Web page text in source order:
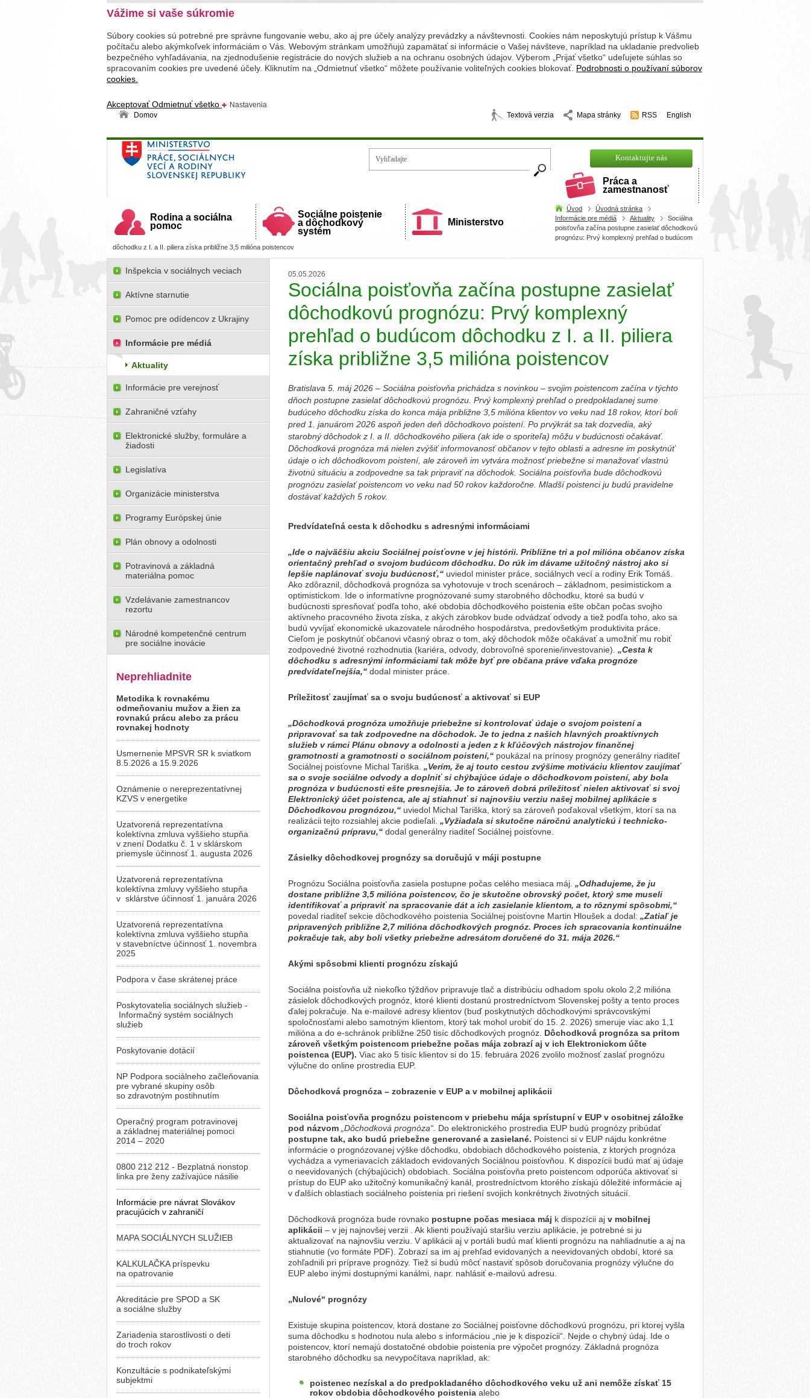
Vážime si vaše súkromie
Súbory cookies sú potrebné pre správne fungovanie webu, ako aj pre účely analýzy prevádzky a návštevnosti. Cookies nám neposkytujú prístup k Vášmu
počítaču alebo akýmkoľvek informáciám o Vás. Webovým stránkam umožňujú zapamätať si informácie o Vašej návšteve, napríklad na ukladanie predvolieb
bezpečného vyhľadávania, na zjednodušenie registrácie do nových služieb a na ochranu osobných údajov. Výberom „Prijať všetko“ udeľujete súhlas so
spracovaním cookies pre uvedené účely. Kliknutím na „Odmietnuť všetko“ môžete používanie voliteľných cookies blokovať. Podrobnosti o používaní súborov
cookies.
AkceptovaťOdmietnuť všetko
Nastavenia
Domov
Textová verzia Mapa stránky RSS English
Ministerstvo práce, sociálnych vecí a rodiny
Slovenskej republiky
Kontaktujte nás
Práca a
zamestnanosť
Rodina a sociálna
pomoc
Sociálne poistenie
a dôchodkový
systém
Ministerstvo
Úvod
Úvodná stránka
Informácie pre médiá
Aktuality
Sociálna
poisťovňa začína postupne zasielať dôchodkovú
prognózu: Prvý komplexný prehľad o budúcom
dôchodku z I. a II. piliera získa približne 3,5 milióna poistencov
05.05.2026
Sociálna poisťovňa začína postupne zasielať
dôchodkovú prognózu: Prvý komplexný
prehľad o budúcom dôchodku z I. a II. piliera
získa približne 3,5 milióna poistencov
Bratislava 5. máj 2026 – Sociálna poisťovňa prichádza s novinkou – svojim poistencom začína v týchto
dňoch postupne zasielať dôchodkovú prognózu. Prvý komplexný prehľad o predpokladanej sume
budúceho dôchodku získa do konca mája približne 3,5 milióna klientov vo veku nad 18 rokov, ktorí boli
pred 1. januárom 2026 aspoň jeden deň dôchodkovo poistení. Po prvýkrát sa tak dozvedia, aký
starobný dôchodok z I. a II. dôchodkového piliera (ak ide o sporiteľa) môžu v budúcnosti očakávať.
Dôchodková prognóza má nielen zvýšiť informovanosť občanov v tejto oblasti a adresne im poskytnúť
údaje o ich dôchodkovom poistení, ale zároveň im vytvára možnosť priebežne si manažovať vlastnú
životnú situáciu a zodpovedne sa tak pripraviť na dôchodok. Sociálna poisťovňa bude dôchodkovú
prognózu zasielať poistencom vo veku nad 50 rokov každoročne. Mladší poistenci ju budú pravidelne
dostávať každých 5 rokov.
Predvídateľná cesta k dôchodku s adresnými informáciami
„Ide o najväčšiu akciu Sociálnej poisťovne v jej histórii. Približne tri a pol milióna občanov získa
orientačný prehľad o svojom budúcom dôchodku. Do rúk im dávame užitočný nástroj ako si
lepšie naplánovať svoju budúcnosť,“ uviedol minister práce, sociálnych vecí a rodiny Erik Tomáš.
Ako zdôraznil, dôchodková prognóza sa vyhotovuje v troch scenároch – základnom, pesimistickom a
optimistickom. Ide o informatívne prognózované sumy starobného dôchodku, ktoré sa budú v
budúcnosti spresňovať podľa toho, aké obdobia dôchodkového poistenia ešte občan počas svojho
aktívneho pracovného života získa, z akých zárobkov bude odvádzať odvody a tiež podľa toho, ako sa
budú vyvíjať ekonomické ukazovatele národného hospodárstva, predovšetkým produktivita práce.
Cieľom je poskytnúť občanovi včasný obraz o tom, aký dôchodok môže očakávať a umožniť mu robiť
zodpovedné životné rozhodnutia (kariéra, odvody, dobrovoľné sporenie/investovanie). „Cesta k
dôchodku s adresnými informáciami tak môže byť pre občana práve vďaka prognóze
predvídateľnejšia,“ dodal minister práce.
Príležitosť zaujímať sa o svoju budúcnosť a aktivovať si EUP
„Dôchodková prognóza umožňuje priebežne si kontrolovať údaje o svojom poistení a
pripravovať sa tak zodpovedne na dôchodok. Je to jedna z našich hlavných proaktívnych
služieb v rámci Plánu obnovy a odolnosti a jeden z k kľúčových nástrojov finančnej
gramotnosti a gramotnosti o sociálnom poistení,“ poukázal na prínosy prognózy generálny riaditeľ
Sociálnej poisťovne Michal Tariška. „Verím, že aj touto cestou zvýšime motiváciu klientov zaujímať
sa o svoje sociálne odvody a doplniť si chýbajúce údaje o dôchodkovom poistení, aby bola
prognóza v budúcnosti ešte presnejšia. Je to zároveň dobrá príležitosť nielen aktivovať si svoj
Elektronický účet poistenca, ale aj stiahnuť si najnovšiu verziu našej mobilnej aplikácie s
Dôchodkovou prognózou,“ uviedol Michal Tariška, ktorý sa zároveň poďakoval všetkým, ktorí sa na
realizácii tejto rozsiahlej akcie podieľali. „Vyžiadala si skutočne náročnú analytickú i technicko-
organizačnú prípravu,“ dodal generálny riaditeľ Sociálnej poisťovne.
Zásielky dôchodkovej prognózy sa doručujú v máji postupne
Prognózu Sociálna poisťovňa zasiela postupne počas celého mesiaca máj. „Odhadujeme, že ju
dostane približne 3,5 milióna poistencov, čo je skutočne obrovský počet, ktorý sme museli
identifikovať a pripraviť na spracovanie dát a ich zasielanie klientom, a to rôznymi spôsobmi,“
povedal riaditeľ sekcie dôchodkového poistenia Sociálnej poisťovne Martin Hloušek a dodal: „Zatiaľ je
pripravených približne 2,7 milióna dôchodkových prognóz. Proces ich spracovania kontinuálne
pokračuje tak, aby boli všetky priebežne adresátom doručené do 31. mája 2026.“
Akými spôsobmi klienti prognózu získajú
Sociálna poisťovňa už niekoľko týždňov pripravuje tlač a distribúciu odhadom spolu okolo 2,2 milióna
zásielok dôchodkových prognóz, ktoré klienti dostanú prostredníctvom Slovenskej pošty a tento proces
ďalej pokračuje. Na e-mailové adresy klientov (buď poskytnutých dôchodkovými správcovskými
spoločnosťami alebo samotným klientom, ktorý tak mohol urobiť do 15. 2. 2026) smeruje viac ako 1,1
milióna a do e-schránok približne 250 tisíc dôchodkových prognóz. Dôchodková prognóza sa pritom
zároveň všetkým poistencom priebežne počas mája zobrazí aj v ich Elektronickom účte
poistenca (EUP). Viac ako 5 tisíc klientov si do 15. februára 2026 zvolilo možnosť zaslať prognózu
výlučne do online prostredia EUP.
Dôchodková prognóza – zobrazenie v EUP a v mobilnej aplikácii
Sociálna poisťovňa prognózu poistencom v priebehu mája sprístupnív EUP v osobitnej záložke
pod názvom „Dôchodková prognóza“. Do elektronického prostredia EUP budú prognózy pribúdať
postupne tak, ako budú priebežne generované a zasielané. Poistenci si v EUP nájdu konkrétne
informácie o prognózovanej výške dôchodku, obdobiach dôchodkového poistenia, z ktorých prognóza
vychádza a vymeriavacích základoch evidovaných Sociálnou poisťovňou. K dispozícii budú mať aj údaje
o neevidovaných (chýbajúcich) obdobiach. Sociálna poisťovňa preto poistencom odporúča aktivovať si
prístup do EUP ako užitočný komunikačný kanál, prostredníctvom ktorého získajú dôležité informácie aj
v ďalších oblastiach sociálneho poistenia pri riešení svojich konkrétnych životných situácií.
Dôchodková prognóza bude rovnako postupne počas mesiaca máj k dispozícii aj v mobilnej
aplikácii – v jej najnovšej verzii . Ak klienti používajú staršiu verziu aplikácie, je potrebné si ju
aktualizovať na najnovšiu verziu. V aplikácii aj v portáli budú mať klienti prognózu na nahliadnutie a aj na
stiahnutie (vo formáte PDF). Zobrazí sa im aj prehľad evidovaných a neevidovaných období, ktoré sa
zohľadnili pri príprave prognózy. Tiež si budú môcť nastaviť spôsob doručovania prognózy výlučne do
EUP alebo inými dostupnými kanálmi, napr. nahlásiť e-mailovú adresu.
„Nulové“ prognózy
Existuje skupina poistencov, ktorá dostane zo Sociálnej poisťovne dôchodkovú prognózu, pri ktorej vyšla
suma dôchodku s hodnotou nula alebo s informáciou „nie je k dispozícii“. Nejde o chybný údaj. Ide o
poistencov, ktorí nemajú dostatočné obdobie poistenia pre výpočet prognózy. Základná prognóza
starobného dôchodku sa nevypočítava napríklad, ak:
poistenec nezískal a do predpokladaného dôchodkového veku už ani nemôže získať 15
rokov obdobia dôchodkového poistenia alebo
Inšpekcia v sociálnych veciach
Aktívne starnutie
Pomoc pre odídencov z Ukrajiny
Informácie pre médiá
Aktuality
Informácie pre verejnosť
Zahraničné vzťahy
Elektronické služby, formuláre a
žiadosti
Legislatíva
Organizácie ministerstva
Programy Európskej únie
Plán obnovy a odolnosti
Potravinová a základná
materiálna pomoc
Vzdelávanie zamestnancov
rezortu
Národné kompetenčné centrum
pre sociálne inovácie
Neprehliadnite
Metodika k rovnakému
odmeňovaniu mužov a žien za
rovnakú prácu alebo za prácu
rovnakej hodnoty
Usmernenie MPSVR SR k sviatkom
8.5.2026 a 15.9.2026
Oznámenie o nereprezentatívnej
KZVS v energetike
Uzatvorená reprezentatívna
kolektívna zmluva vyššieho stupňa
v znení Dodatku č. 1 v sklárskom
priemysle účinnosť 1. augusta 2026
Uzatvorená reprezentatívna
kolektívna zmluvy vyššieho stupňa
v sklárstve účinnosť 1. januára 2026
Uzatvorená reprezentatívna
kolektívna zmluva vyššieho stupňa
v stavebníctve účinnosť 1. novembra
2025
Podpora v čase skrátenej práce
Poskytovatelia sociálnych služieb -
Informačný systém sociálnych
služieb
Poskytovanie dotácií
NP Podpora sociálneho začleňovania
pre vybrané skupiny osôb
so zdravotným postihnutím
Operačný program potravinovej
a základnej materiálnej pomoci
2014 – 2020
0800 212 212 - Bezplatná nonstop
linka pre ženy zažívajúce násilie
Informácie pre návrat Slovákov
pracujúcich v zahraničí
MAPA SOCIÁLNYCH SLUŽIEB
KALKULAČKA príspevku
na opatrovanie
Akreditácie pre SPOD a SK
a sociálne služby
Zariadenia starostlivosti o deti
do troch rokov
Konzultácie s podnikateľskými
subjektmi